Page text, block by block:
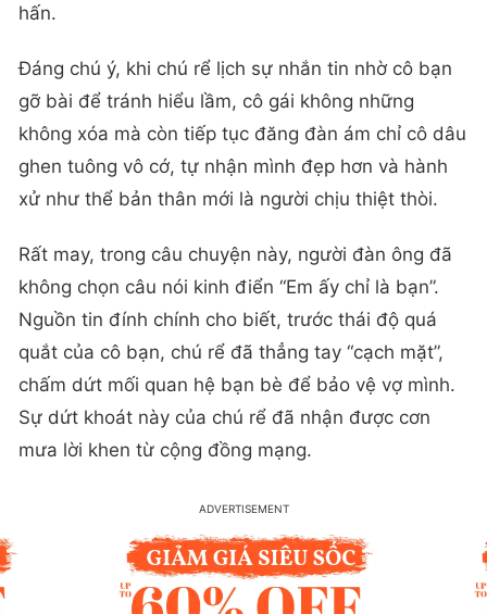
hấn.
Đáng chú ý, khi chú rể lịch sự nhắn tin nhờ cô bạn
gỡ bài để tránh hiểu lầm, cô gái không những
không xóa mà còn tiếp tục đăng đàn ám chỉ cô dâu
ghen tuông vô cớ, tự nhận mình đẹp hơn và hành
xử như thể bản thân mới là người chịu thiệt thòi.
Rất may, trong câu chuyện này, người đàn ông đã
không chọn câu nói kinh điển “Em ấy chỉ là bạn”.
Nguồn tin đính chính cho biết, trước thái độ quá
quắt của cô bạn, chú rể đã thẳng tay “cạch mặt”,
chấm dứt mối quan hệ bạn bè để bảo vệ vợ mình.
Sự dứt khoát này của chú rể đã nhận được cơn
mưa lời khen từ cộng đồng mạng.